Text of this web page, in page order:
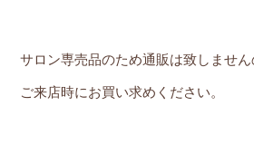
サロン専売品のため通販は致しません
ご来店時にお買い求めください。